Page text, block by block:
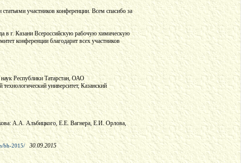
участников конференции. Всем спасибо за
в г. Казани Всероссийскую рабочую химическую
конференции благодарит всех участников
Республики Татарстан, ОАО
университет, Казанский
А.А. Альбицкого, Е.Е. Вагнера, Е.И. Орлова,
bh-2015/ 30.09.2015